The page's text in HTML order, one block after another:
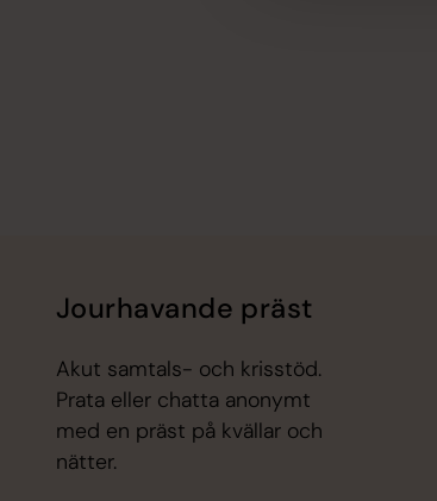
Jourhavande präst
Akut samtals- och krisstöd.
Prata eller chatta anonymt
med en präst på kvällar och
nätter.